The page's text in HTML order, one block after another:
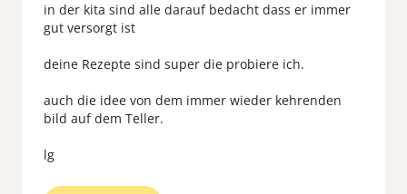
in der kita sind alle darauf bedacht dass er immer
gut versorgt ist
deine Rezepte sind super die probiere ich.
auch die idee von dem immer wieder kehrenden
bild auf dem Teller.
lg